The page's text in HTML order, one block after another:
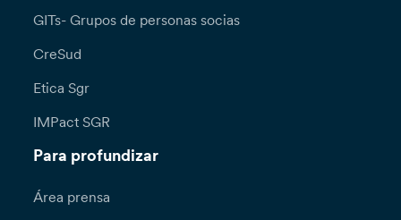
GITs- Grupos de personas socias
CreSud
Etica Sgr
IMPact SGR
Para profundizar
Área prensa